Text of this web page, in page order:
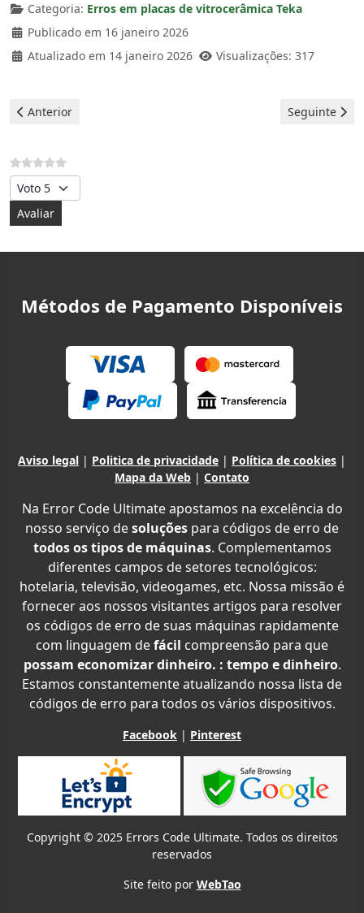
Categoria: Erros em placas de vitrocerâmica Teka
Publicado em 16 janeiro 2026
Atualizado em 14 janeiro 2026
Visualizações: 317
Artigo anterior: Teka Vitrocerâmica - Erro ER13
Anterior Artigo
Seguinte
Avalie, por favor
Métodos de Pagamento Disponíveis
Aviso legal | Politica de privacidade | Política de cookies |
Mapa da Web | Contato
Na Error Code Ultimate apostamos na excelência do
nosso serviço desoluções para códigos de erro de
todos os tipos de máquinas. Complementamos
diferentes campos de setores tecnológicos:
hotelaria, televisão, videogames, etc. Nossa missão é
fornecer aos nossos visitantes artigos para resolver
os códigos de erro de suas máquinas rapidamente
com linguagem defácil compreensão para que
possam economizar dinheiro. : tempo e dinheiro.
Estamos constantemente atualizando nossa lista de
códigos de erro para todos os vários dispositivos.
Facebook | Pinterest
Copyright © 2025 Errors Code Ultimate. Todos os direitos
reservados
Site feito por WebTao